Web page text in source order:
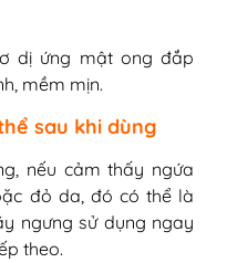
dị ứng mật ong đắp
mềm mịn.
sau khi dùng
nếu cảm thấy ngứa
đỏ da, đó có thể là
ngưng sử dụng ngay
theo.